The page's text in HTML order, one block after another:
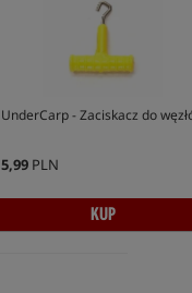
UnderCarp - Zaciskacz do
5,99PLN
KUP